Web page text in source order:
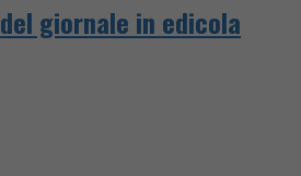
giornale in edicola